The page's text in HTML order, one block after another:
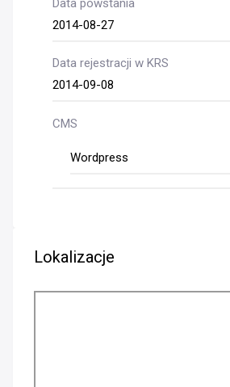
2014-08-27
Data rejestracji w KRS
2014-09-08
CMS
Wordpress
Lokalizacje